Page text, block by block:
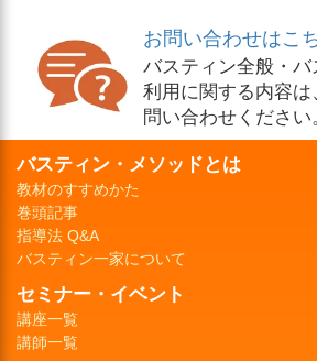
お問い合わせはこ
バスティン全般・
利用に関する内容
問い合わせください。
バスティン・メソッドとは
教材のすすめかた
巻頭記事
指導法 Q&A
バスティン一家について
セミナー・イベント
講座一覧
講師一覧